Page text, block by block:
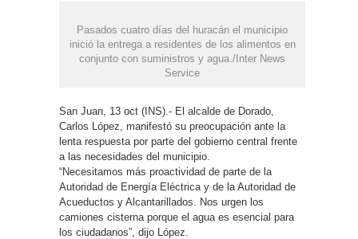
Pasados cuatro días del huracán el municipio
inició la entrega a residentes de los alimentos en
conjunto con suministros y agua./Inter News
Service
San Juan, 13 oct (INS).- El alcalde de Dorado,
Carlos López, manifestó su preocupación ante la
lenta respuesta por parte del gobierno central frente
a las necesidades del municipio.
“Necesitamos más proactividad de parte de la
Autoridad de Energía Eléctrica y de la Autoridad de
Acueductos y Alcantarillados. Nos urgen los
camiones cisterna porque el agua es esencial para
los ciudadanos”, dijo López.